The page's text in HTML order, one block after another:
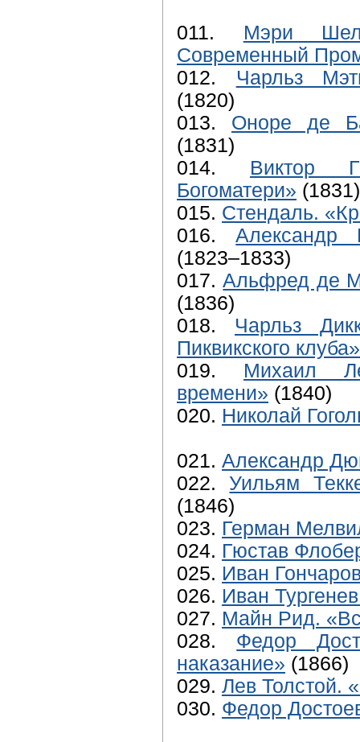
011. Мэри
Современный
012. Чарльз
(1820)
013. Оноре де
(1831)
014. Виктор
Богоматери» (1831)
015. Стендаль.
016.Александр
(1823–1833)
017.Альфред де
(1836)
018. Чарльз
Пиквикского клуба»
019. Михаил
времени» (1840)
020. Николай
021. Александр
022. Уильям
(1846)
023. Герман
024. Гюстав
025. Иван
026. Иван
027. Майн Рид.
028. Федор
наказание» (1866)
029. Лев Толстой.
030. Федор